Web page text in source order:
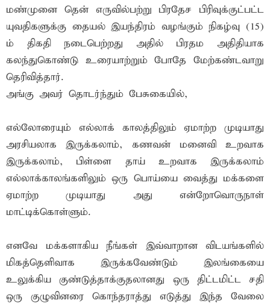
மண்முனை தென் எருவில்பற்று பிரதேச பிரிவுக்குட்பட்ட
யுவதிகளுக்கு தையல் இயந்திரம் வழங்கும் நிகழ்வு (15)
ம் திகதி நடைபெற்றது அதில் பிரதம அதிதியாக
கலந்துகொண்டு உரையாற்றும் போதே மேற்கண்டவாறு
தெரிவித்தார்.
அங்கு அவர் தொடர்ந்தும் பேசுகையில்,
எல்லோரையும் எல்லாக் காலத்திலும் ஏமாற்ற முடியாது
அரசியலாக இருக்கலாம், கணவன் மனைவி உறவாக
இருக்கலாம், பிள்ளை தாய் உறவாக இருக்கலாம்
எல்லாக்காலங்களிலும் ஒரு பொய்யை வைத்து மக்களை
ஏமாற்ற முடியாது அது என்றோவொருநாள்
மாட்டிக்கொள்ளும்.
எனவே மக்களாகிய நீங்கள் இவ்வாறான விடயங்களில்
மிகத்தெளிவாக இருக்கவேண்டும் இலங்கையை
உலுக்கிய குண்டுத்தாக்குதலானது ஒரு திட்டமிட்ட சதி
ஒரு குழுவினரை கொந்தராத்து எடுத்து இந்த வேலை